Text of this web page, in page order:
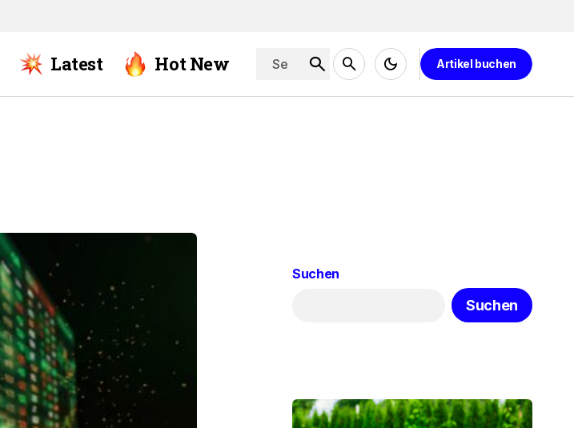
Latest Hot New Artikel buchen
Suchen
Suchen